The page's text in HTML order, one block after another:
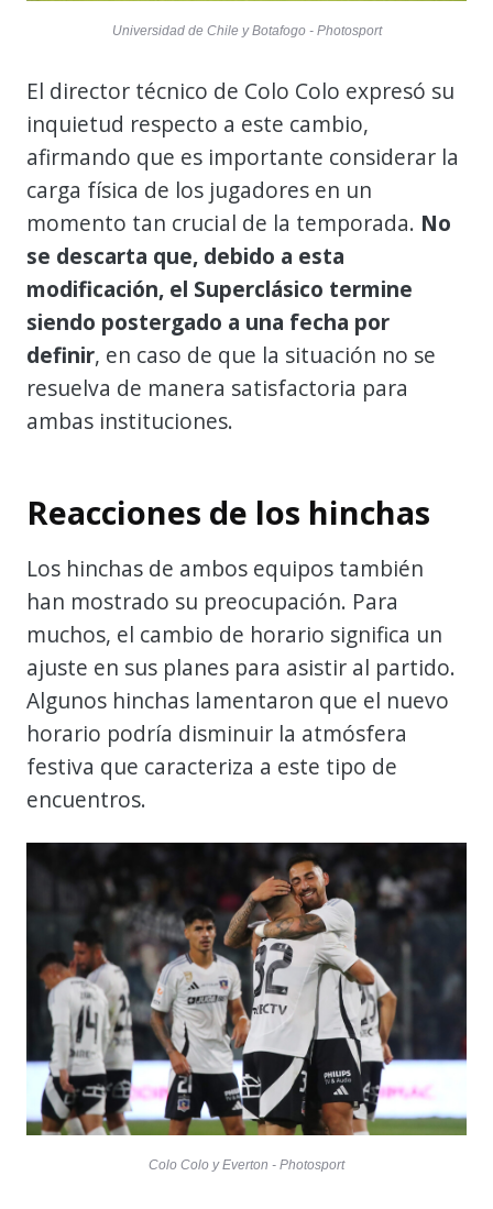
Universidad de Chile y Botafogo - Photosport
El director técnico de Colo Colo expresó su
inquietud respecto a este cambio,
afirmando que es importante considerar la
carga física de los jugadores en un
momento tan crucial de la temporada. No
se descarta que, debido a esta
modificación, el Superclásico termine
siendo postergado a una fecha por
definir, en caso de que la situación no se
resuelva de manera satisfactoria para
ambas instituciones.
Reacciones de los hinchas
Los hinchas de ambos equipos también
han mostrado su preocupación. Para
muchos, el cambio de horario significa un
ajuste en sus planes para asistir al partido.
Algunos hinchas lamentaron que el nuevo
horario podría disminuir la atmósfera
festiva que caracteriza a este tipo de
encuentros.
Colo Colo y Everton - Photosport